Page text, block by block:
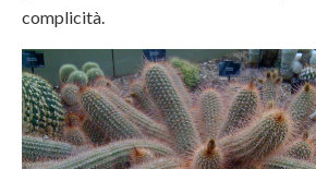
complicità.